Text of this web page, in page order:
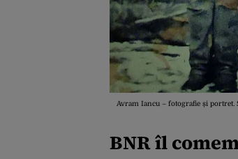
Avram Iancu – fotografie și portret.
BNR îl